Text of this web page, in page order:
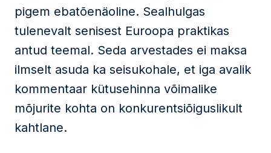
pigem ebatõenäoline. Sealhulgas
tulenevalt senisest Euroopa praktikas
antud teemal. Seda arvestades ei maksa
ilmselt asuda ka seisukohale, et iga avalik
kommentaar kütusehinna võimalike
mõjurite kohta on konkurentsiõiguslikult
kahtlane.